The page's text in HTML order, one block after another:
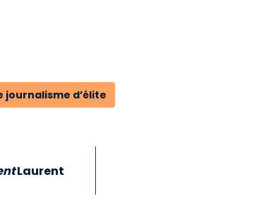
journalisme d’élite
Laurent